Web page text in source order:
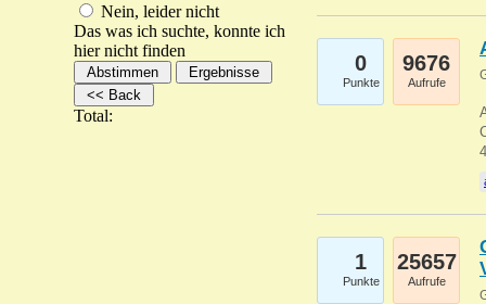
Nein, leider nicht
Das was ich suchte, konnte ich
hier nicht finden
Total:
0
Punkte
9676
Aufrufe
1
Punkte
25657
Aufrufe